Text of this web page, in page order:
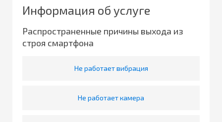
Информация об услуге
Распространенные причины выхода из
строя смартфона
Не работает вибрация
Не работает камера